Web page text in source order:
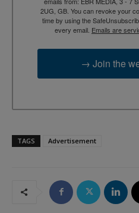
2UG, GB. You can revoke your
time by using the
every email. Emails are
→ Join the
TAGS Advertisement